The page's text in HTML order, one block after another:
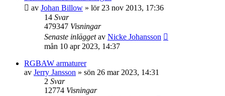
av Johan Billow » lör 23 nov 2013, 17:36
14 Svar
479347 Visningar
Senaste inläggetav Nicke Johansson
mån 10 apr 2023, 14:37
RGBAW armaturer
av Jerry Jansson » sön 26 mar 2023, 14:31
2 Svar
12774 Visningar